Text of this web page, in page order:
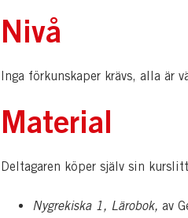
Nivå
Inga förkunskaper krävs, alla är
Material
Deltagaren köper själv sin
Nygrekiska 1, Lärobok, av